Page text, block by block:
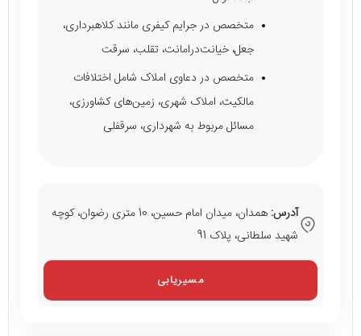
متخصص در جرایم کیفری مانند کلاهبرداری،
جعل، خیانت‌درامانت، تقلب، سرقت
متخصص در دعاوی املاک شامل اختلافات
مالکیت، املاک شهری، زمین‌های کشاورزی،
مسائل مربوط به شهرداری، سرقفلی
آدرس:
همدان، میدان امام حسین، 10 متری رضوان، کوچه
شهید سلطانی، پلاک 91
مسیریابی